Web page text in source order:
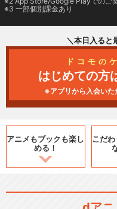
3 一部個別課金あり
＼本日入ると
ドコモの
はじめての方
※アプリから入会いた
アニメもブックも楽し
める！
こだ